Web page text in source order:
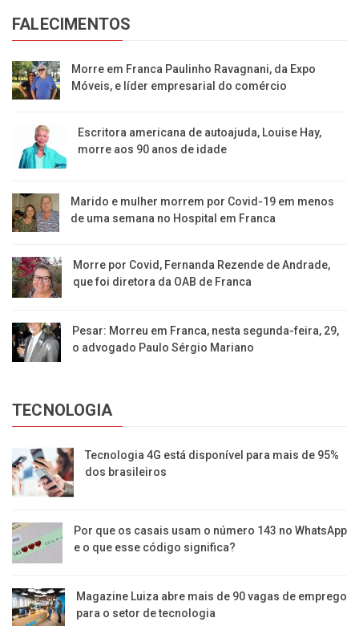
FALECIMENTOS
Morre em Franca Paulinho Ravagnani, da Expo
Móveis, e líder empresarial do comércio
Escritora americana de autoajuda, Louise Hay,
morre aos 90 anos de idade
Marido e mulher morrem por Covid-19 em menos
de uma semana no Hospital em Franca
Morre por Covid, Fernanda Rezende de Andrade,
que foi diretora da OAB de Franca
Pesar: Morreu em Franca, nesta segunda-feira, 29,
o advogado Paulo Sérgio Mariano
TECNOLOGIA
Tecnologia 4G está disponível para mais de 95%
dos brasileiros
Por que os casais usam o número 143 no WhatsApp
e o que esse código significa?
Magazine Luiza abre mais de 90 vagas de emprego
para o setor de tecnologia